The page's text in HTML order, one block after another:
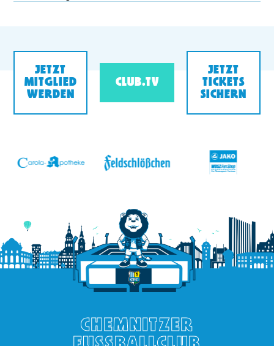
JETZT
MITGLIED
WERDEN
CLUB.TV
JETZT
TICKETS
SICHERN
CHEMNITZER